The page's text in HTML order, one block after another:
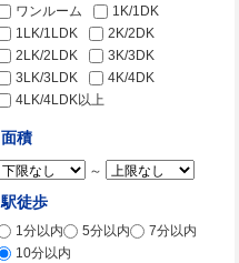
ワンルーム
1K/1DK
1LK/1LDK
2K/2DK
2LK/2LDK
3K/3DK
3LK/3LDK
4K/4DK
4LK/4LDK以上
面積
～
駅徒歩
1分以内 5分以内
7分以内
10分以内